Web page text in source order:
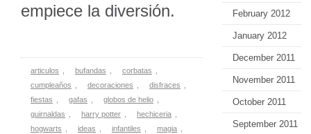
empiece la diversión.
articulos bufandas corbatas
cumpleaños
decoraciones disfraces
fiestas
gafas globos de helio
guirnaldas
harry potter hechiceria
hogwarts
ideas infantiles magia
February 2012
January 2012
December 2011
November 2011
October 2011
September 2011